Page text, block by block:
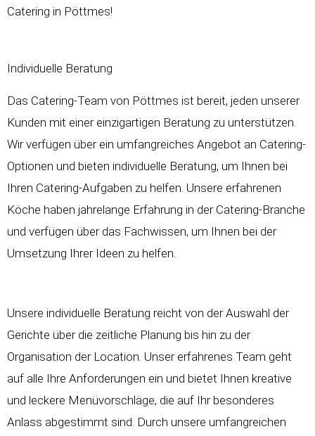
Catering in Pöttmes!
Individuelle Beratung
Das Catering-Team von Pöttmes ist bereit, jeden unserer
Kunden mit einer einzigartigen Beratung zu unterstützen.
Wir verfügen über ein umfangreiches Angebot an Catering-
Optionen und bieten individuelle Beratung, um Ihnen bei
Ihren Catering-Aufgaben zu helfen. Unsere erfahrenen
Köche haben jahrelange Erfahrung in der Catering-Branche
und verfügen über das Fachwissen, um Ihnen bei der
Umsetzung Ihrer Ideen zu helfen.
Unsere individuelle Beratung reicht von der Auswahl der
Gerichte über die zeitliche Planung bis hin zu der
Organisation der Location. Unser erfahrenes Team geht
auf alle Ihre Anforderungen ein und bietet Ihnen kreative
und leckere Menüvorschläge, die auf Ihr besonderes
Anlass abgestimmt sind. Durch unsere umfangreichen